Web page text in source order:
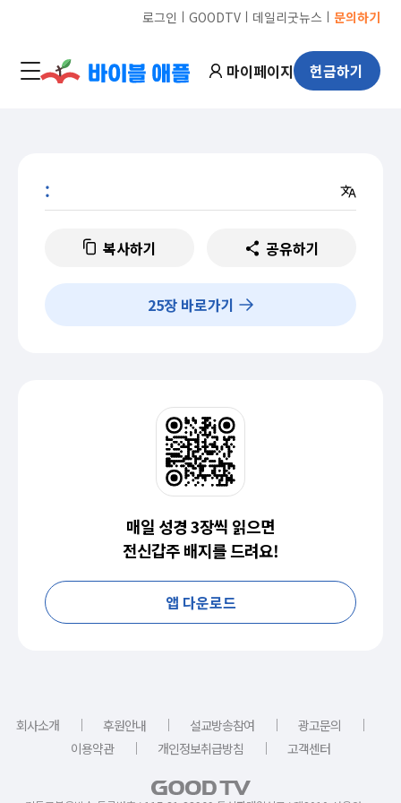
로그인 ㅣ GOODTVㅣ 데일리굿뉴스 ㅣ 문의하기
마이페이지 헌금하기
:
복사하기 공유하기
25장 바로가기
매일 성경 3장씩 읽으면
전신갑주 배지를 드려요!
앱 다운로드
회사소개 ｜ 후원안내 ｜ 설교방송참여 ｜ 광고문의
｜
이용약관
｜ 개인정보취급방침 ｜ 고객센터